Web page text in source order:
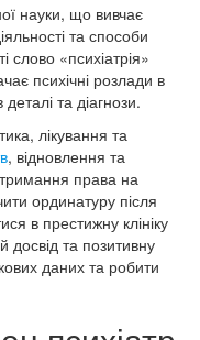
науки, що вивчає
та способи
слово «психіатрія»
психічні розлади в
та діагнози.
лікування та
, відновлення та
права на
ординатуру після
в престижну клініку
та позитивну
даних та робити